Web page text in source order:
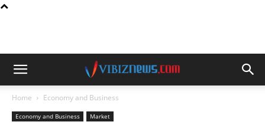
Home Economy and Business
Economy and Business Market